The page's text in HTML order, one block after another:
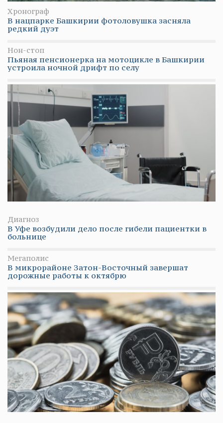
Хронограф
В нацпарке Башкирии фотоловушка засняла
редкий дуэт
Нон-стоп
Пьяная пенсионерка на мотоцикле в Башкирии
устроила ночной дрифт по селу
Диагноз
В Уфе возбудили дело после гибели пациентки в
больнице
Мегаполис
В микрорайоне Затон-Восточный завершат
дорожные работы к октябрю